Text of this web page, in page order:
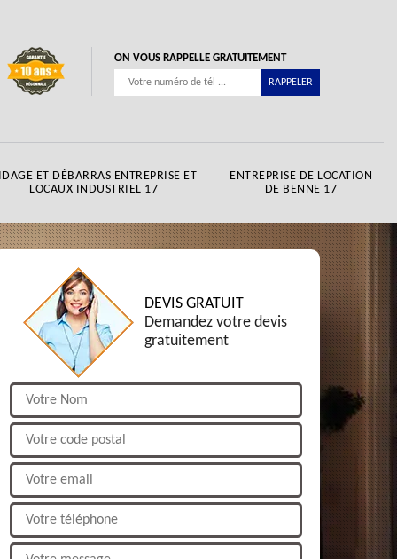
ON VOUS RAPPELLE GRATUITEMENT
ET DÉBARRAS ENTREPRISE ET
LOCAUX INDUSTRIEL 17
ENTREPRISE DE LOCATION
DE BENNE 17
DEVIS GRATUIT
Demandez votre devis
gratuitement